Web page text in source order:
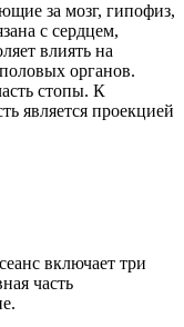
за мозг, гипофиз,
с сердцем,
влиять на
органов.
стопы. К
является проекцией
включает три
часть